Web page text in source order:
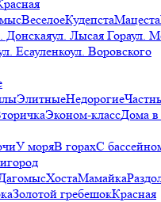
ВеселоеКудепстаМацеста
Донскаяул. Лысая Гораул.
Есауленкоул. Воровского
ЭлитныеНедорогие
Эконом-классДома
У моряВ горахС
ХостаМамайка
Золотой гребешокКрасная